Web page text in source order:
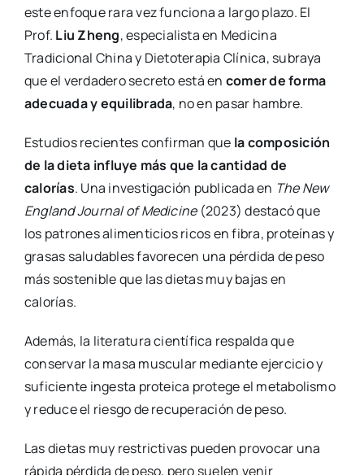
este enfoque rara vez funciona a largo plazo. El
Prof. Liu Zheng, especialista en Medicina
Tradicional China y Dietoterapia Clínica, subraya
que el verdadero secreto está en comer de forma
adecuada y equilibrada, no en pasar hambre.
Estudios recientes confirman que la composición
de la dieta influye más que la cantidad de
calorías. Una investigación publicada en The New
England Journal of Medicine(2023) destacó que
los patrones alimenticios ricos en fibra, proteínas y
grasas saludables favorecen una pérdida de peso
más sostenible que las dietas muy bajas en
calorías.
Además, la literatura científica respalda que
conservar la masa muscular mediante ejercicio y
suficiente ingesta proteica protege el metabolismo
y reduce el riesgo de recuperación de peso.
Las dietas muy restrictivas pueden provocar una
rápida pérdida de peso, pero suelen venir